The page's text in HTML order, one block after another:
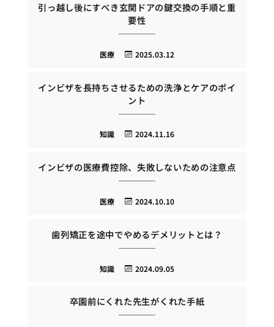
引っ越し後にすべき玄関ドアの鍵交換の手順と重
要性
2025.03.12
医療
インビザを長持ちさせるための洗浄とケアのポイ
ント
2024.11.16
知識
インビザの医療費控除、失敗しないための注意点
2024.10.10
医療
歯列矯正を途中でやめるデメリットとは？
2024.09.05
知識
卒園前にくれた先生がくれた手紙